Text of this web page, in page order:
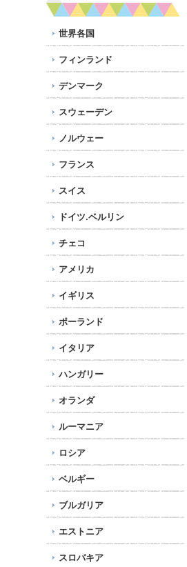
世界各国
フィンランド
デンマーク
スウェーデン
ノルウェー
フランス
スイス
ドイツ.ベルリン
チェコ
アメリカ
イギリス
ポーランド
イタリア
ハンガリー
オランダ
ルーマニア
ロシア
ベルギー
ブルガリア
エストニア
スロバキア